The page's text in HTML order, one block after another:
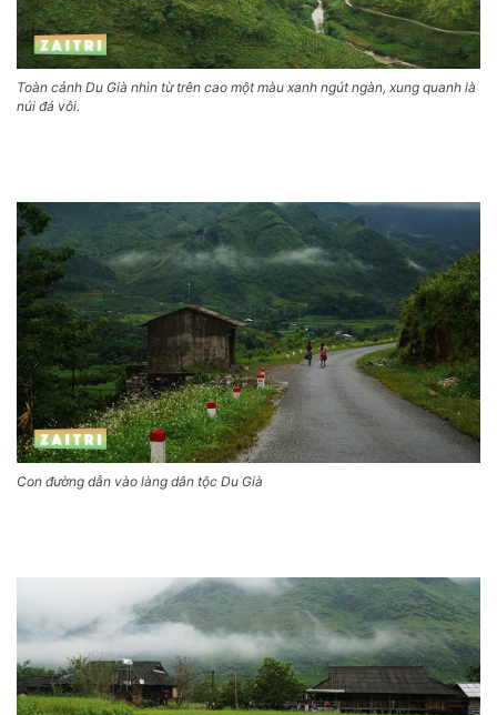
Toàn cảnh Du Già nhìn từ trên cao một màu xanh ngút ngàn, xung quanh là
núi đá vôi.
Con đường dẫn vào làng dân tộc Du Già